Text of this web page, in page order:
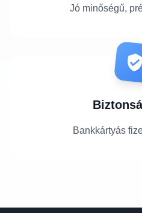
Jó minőségű,
Bankkártyás